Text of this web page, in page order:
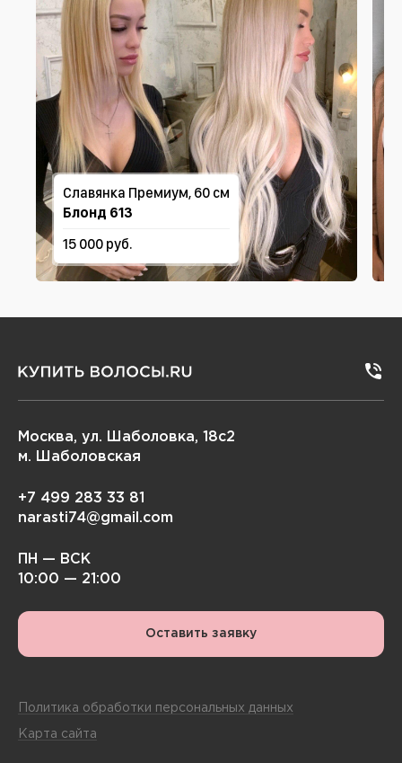
Славянка Премиум, 60 см
Блонд 613
15 000 руб.
Москва, ул. Шаболовка, 18с2
м. Шаболовская
+7 499 283 33 81
narasti74@gmail.com
ПН — ВСК
10:00 — 21:00
Оставить заявку
Политика обработки персональных данных
Карта сайта